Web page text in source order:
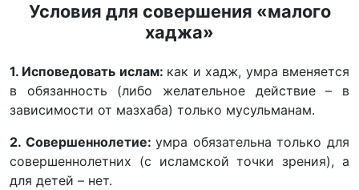
Условия для совершения «малого
хаджа»
1. Исповедовать ислам: как и хадж, умра вменяется
в обязанность (либо желательное действие – в
зависимости от мазхаба) только мусульманам.
2. Совершеннолетие:умра обязательна только для
совершеннолетних (с исламской точки зрения), а
для детей – нет.